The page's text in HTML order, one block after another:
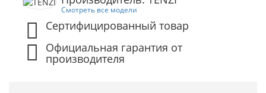
Смотреть все модели
Сертифицированный товар
Официальная гарантия от
производителя